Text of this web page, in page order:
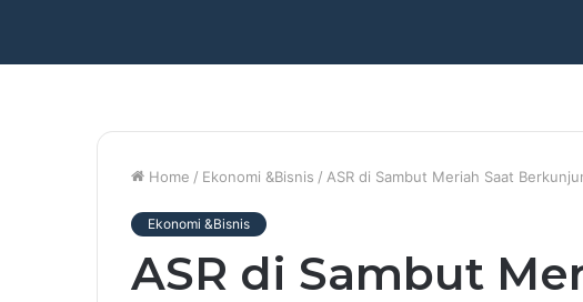
Home / Ekonomi &Bisnis / ASR di Sambut Meriah Saat
Ekonomi &Bisnis
ASR di Sambut